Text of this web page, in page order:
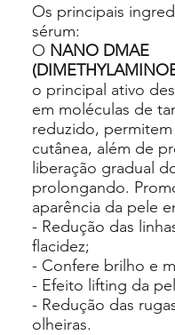
Os principais
sérum:
O NANO DMAE
o principal ativo
em moléculas de
reduzido,
cutânea, além de
liberação gradual
prolongando.
aparência da pele
- Redução das
flacidez;
- Confere brilho e
- Efeito lifting da
- Redução das
olheiras.